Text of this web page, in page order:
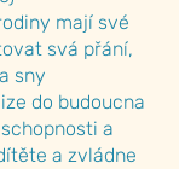
mají své
svá přání,
sny
do budoucna
a
a zvládne